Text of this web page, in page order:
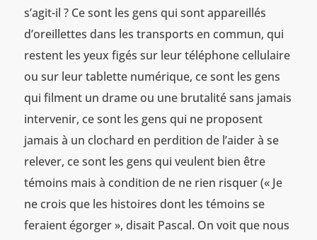
s’agit-il ? Ce sont les gens qui sont appareillés
d’oreillettes dans les transports en commun, qui
restent les yeux figés sur leur téléphone cellulaire
ou sur leur tablette numérique, ce sont les gens
qui filment un drame ou une brutalité sans jamais
intervenir, ce sont les gens qui ne proposent
jamais à un clochard en perdition de l’aider à se
relever, ce sont les gens qui veulent bien être
témoins mais à condition de ne rien risquer (« Je
ne crois que les histoires dont les témoins se
feraient égorger », disait Pascal. On voit que nous